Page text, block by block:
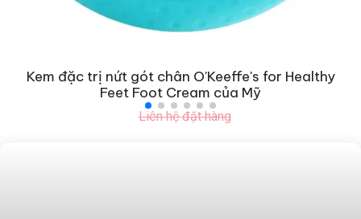
Kem đặc trị nứt gót chân O'Keeffe's for Healthy
Feet Foot Cream của Mỹ
Liên hệ đặt hàng